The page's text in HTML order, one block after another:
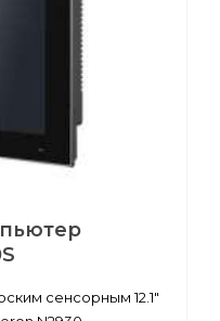
сенсорным 12.1"